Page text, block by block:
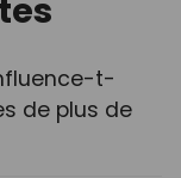
t-
de plus de